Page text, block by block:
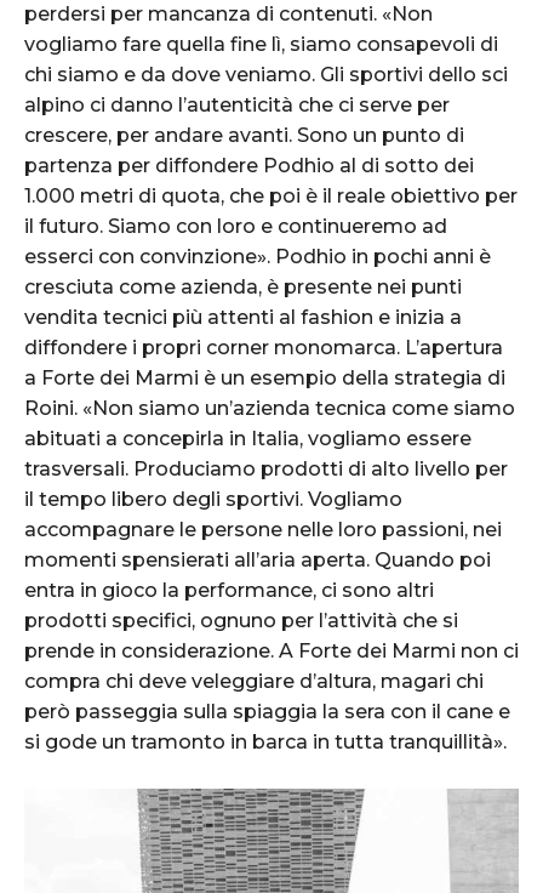
perdersi per mancanza di contenuti. «Non
vogliamo fare quella fine lì, siamo consapevoli di
chi siamo e da dove veniamo. Gli sportivi dello sci
alpino ci danno l’autenticità che ci serve per
crescere, per andare avanti. Sono un punto di
partenza per diffondere Podhio al di sotto dei
1.000 metri di quota, che poi è il reale obiettivo per
il futuro. Siamo con loro e continueremo ad
esserci con convinzione». Podhio in pochi anni è
cresciuta come azienda, è presente nei punti
vendita tecnici più attenti al fashion e inizia a
diffondere i propri corner monomarca. L’apertura
a Forte dei Marmi è un esempio della strategia di
Roini. «Non siamo un’azienda tecnica come siamo
abituati a concepirla in Italia, vogliamo essere
trasversali. Produciamo prodotti di alto livello per
il tempo libero degli sportivi. Vogliamo
accompagnare le persone nelle loro passioni, nei
momenti spensierati all’aria aperta. Quando poi
entra in gioco la performance, ci sono altri
prodotti specifici, ognuno per l’attività che si
prende in considerazione. A Forte dei Marmi non ci
compra chi deve veleggiare d’altura, magari chi
però passeggia sulla spiaggia la sera con il cane e
si gode un tramonto in barca in tutta tranquillità».